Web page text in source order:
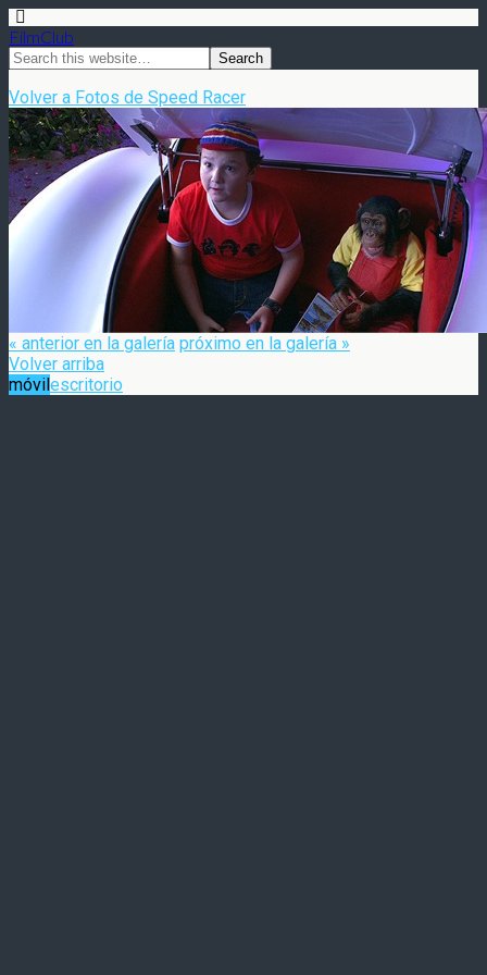
FilmClub
Volver a Fotos de Speed Racer
« anterior en la galería próximo en la galería »
Volver arriba
móvilescritorio